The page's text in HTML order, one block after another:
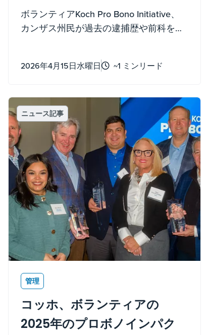
ボランティアKoch Pro Bono Initiative、
カンザス州民が過去の逮捕歴や前科を記
2026年4月15日水曜日 ~1 ミンリード
ニュース記事
管理
コッホ、ボランティアの
2025年のプロボノインパク